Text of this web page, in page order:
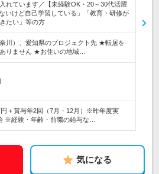
れています／【未経験OK・20～30代活躍
いけど自己学習している」「教育・研修が
たい」等の方
川）、愛知県のプロジェクト先 ★転居を
りません ★お住いの地域…
円＋賞与年2回（7月・12月）※昨年度実
※経験・年齢・前職の給与な…
気になる